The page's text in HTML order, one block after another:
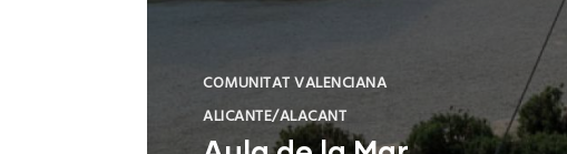
COMUNITAT VALENCIANA
ALICANTE/ALACANT